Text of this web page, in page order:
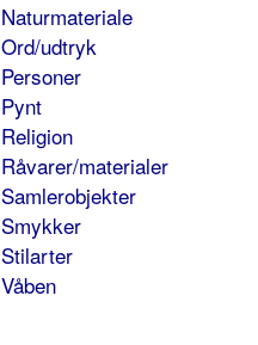
Naturmateriale
Ord/udtryk
Personer
Pynt
Religion
Råvarer/materialer
Samlerobjekter
Smykker
Stilarter
Våben